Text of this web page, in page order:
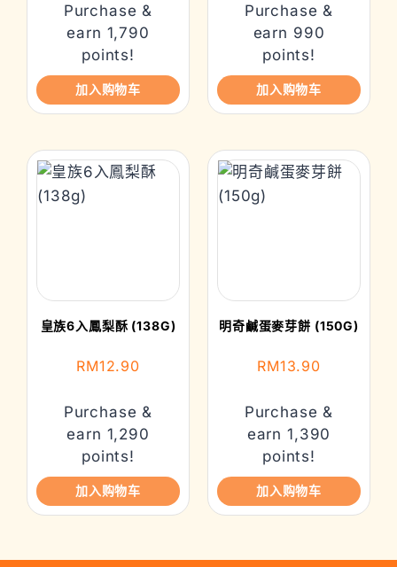
Purchase &
earn 1,790
points!
加入购物车
Purchase &
earn 990
points!
加入购物车
皇族6入鳳梨酥 (138G)
RM12.90
Purchase &
earn 1,290
points!
加入购物车
明奇鹹蛋麥芽餅 (150G)
RM13.90
Purchase &
earn 1,390
points!
加入购物车